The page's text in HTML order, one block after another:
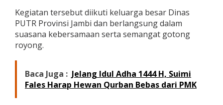
K
e
b
e
m
a
Kegiatan tersebut diikuti keluarga besar Dinas
PUTR Provinsi Jambi dan berlangsung dalam
suasana kebersamaan serta semangat gotong
royong.
Baca Juga : Jelang Idul Adha 1444 H, Suimi
Fales Harap Hewan Qurban Bebas dari PMK